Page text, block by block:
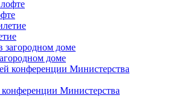
доме
конференции Министерства